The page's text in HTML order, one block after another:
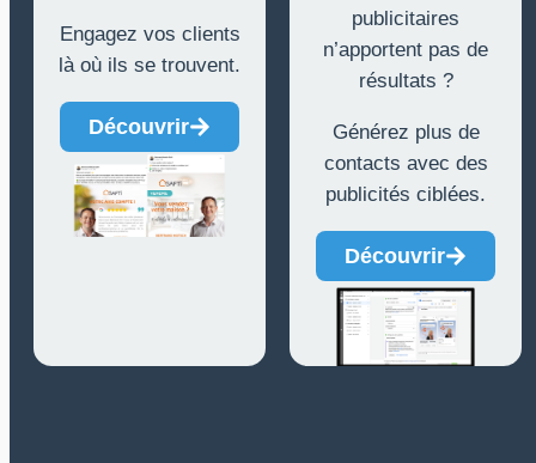
Engagez vos clients
là où ils se trouvent.
Découvrir
publicitaires
n’apportent pas de
résultats ?
Générez plus de
contacts avec des
publicités ciblées.
Découvrir